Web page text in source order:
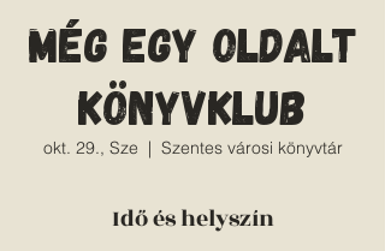
MÉG EGY OLDALT
KÖNYVKLUB
okt. 29., Sze
  |
Szentes városi könyvtár
Idő és helyszín